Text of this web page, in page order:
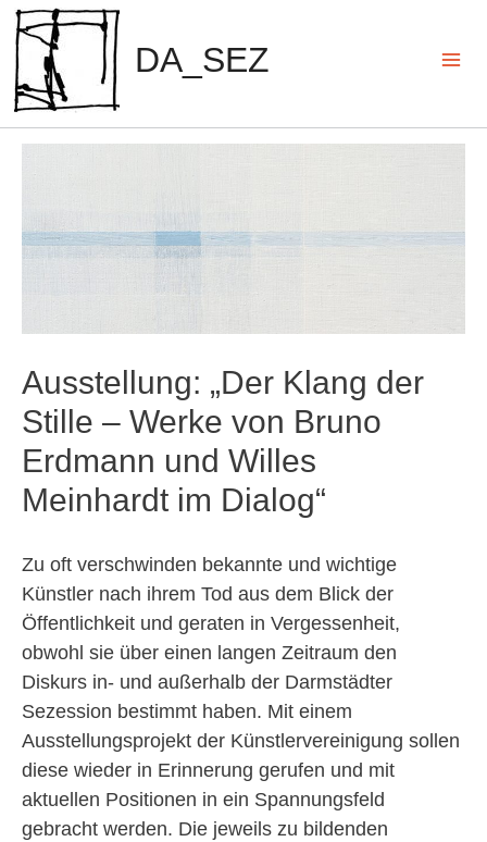
Zum
Inhalt
springen
DA_SEZ
Ausstellung: „Der Klang der
Stille – Werke von Bruno
Erdmann und Willes
Meinhardt im Dialog“
Zu oft verschwinden bekannte und wichtige
Künstler nach ihrem Tod aus dem Blick der
Öffentlichkeit und geraten in Vergessenheit,
obwohl sie über einen langen Zeitraum den
Diskurs in- und außerhalb der Darmstädter
Sezession bestimmt haben. Mit einem
Ausstellungsprojekt der Künstlervereinigung sollen
diese wieder in Erinnerung gerufen und mit
aktuellen Positionen in ein Spannungsfeld
gebracht werden. Die jeweils zu bildenden